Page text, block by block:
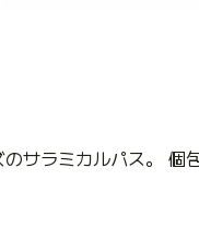
サラミカルパス。 個